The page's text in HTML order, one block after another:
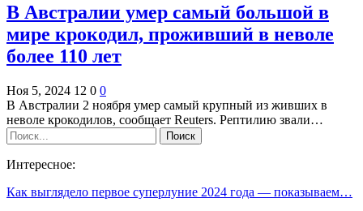
В Австралии умер самый большой в
мире крокодил, проживший в неволе
более 110 лет
Ноя 5, 2024 12 0 0
В Австралии 2 ноября умер самый крупный из живших в
неволе крокодилов, сообщает Reuters. Рептилию звали…
Интересное:
Как выглядело первое суперлуние 2024 года — показываем…